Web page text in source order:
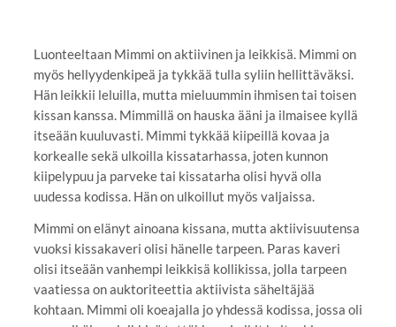
Luonteeltaan Mimmi on aktiivinen ja leikkisä. Mimmi on
myös hellyydenkipeä ja tykkää tulla syliin hellittäväksi.
Hän leikkii leluilla, mutta mieluummin ihmisen tai toisen
kissan kanssa. Mimmillä on hauska ääni ja ilmaisee kyllä
itseään kuuluvasti. Mimmi tykkää kiipeillä kovaa ja
korkealle sekä ulkoilla kissatarhassa, joten kunnon
kiipelypuu ja parveke tai kissatarha olisi hyvä olla
uudessa kodissa. Hän on ulkoillut myös valjaissa.
Mimmi on elänyt ainoana kissana, mutta aktiivisuutensa
vuoksi kissakaveri olisi hänelle tarpeen. Paras kaveri
olisi itseään vanhempi leikkisä kollikissa, jolla tarpeen
vaatiessa on auktoriteettia aktiivista säheltäjää
kohtaan. Mimmi oli koeajalla jo yhdessä kodissa, jossa oli